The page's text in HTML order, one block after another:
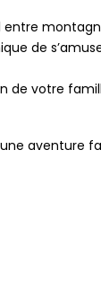
entre
de
de votre
aventure